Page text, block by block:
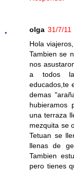
olga 31/7/11
Hola
Tambien se
nos
a todos
educados,te
demas
hubieramos
una terraza
mezquita se
Tetuan se
llenas de
Tambien
pero tienes